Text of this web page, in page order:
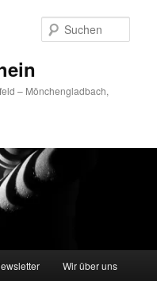
– Mönchengladbach,
Wir über uns